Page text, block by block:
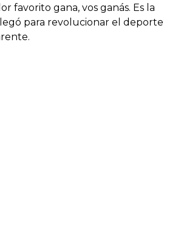
favorito gana, vos ganás. Es la
para revolucionar el deporte